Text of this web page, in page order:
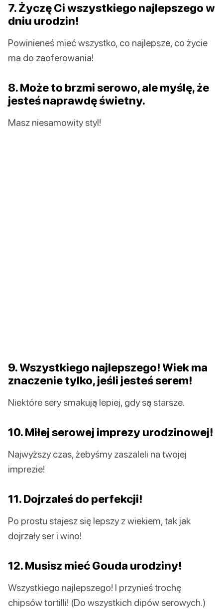
7. Życzę Ci wszystkiego najlepszego w
dniu urodzin!
Powinieneś mieć wszystko, co najlepsze, co życie
ma do zaoferowania!
8. Może to brzmi serowo, ale myślę, że
jesteś naprawdę świetny.
Masz niesamowity styl!
9. Wszystkiego najlepszego! Wiek ma
znaczenie tylko, jeśli jesteś serem!
Niektóre sery smakują lepiej, gdy są starsze.
10. Miłej serowej imprezy urodzinowej!
Najwyższy czas, żebyśmy zaszaleli na twojej
imprezie!
11. Dojrzałeś do perfekcji!
Po prostu stajesz się lepszy z wiekiem, tak jak
dojrzały ser i wino!
12. Musisz mieć Gouda urodziny!
Wszystkiego najlepszego! I przynieś trochę
chipsów tortilli! (Do wszystkich dipów serowych.)